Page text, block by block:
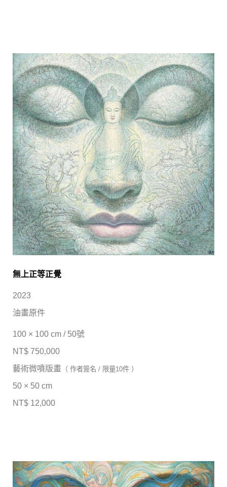
無上正等正覺
2023
油畫原件
100 × 100 cm / 50號
NT$ 750,000
藝術微噴版畫 （ 作者簽名 / 限量10件 ）
50 × 50 cm
NT$ 12,000